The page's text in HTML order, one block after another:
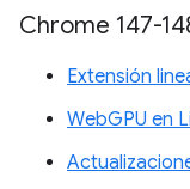
Chrome 147-
Extensión
WebGPU en